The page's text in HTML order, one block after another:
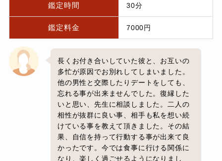
鑑定時間 30分
鑑定料金 7000円
長くお付き合いしていた彼と、お互いの
多忙が原因でお別れしてしまいました。
他の男性と交際したりデートをしても、
忘れる事が出来ませんでした。復縁した
いと思い、先生に相談しました。二人の
相性が抜群に良い事、相手も私を想い続
けている事を教えて頂きました。その結
果、自信を持って行動する事が出来て良
かったです。今では食事に行ける関係に
なり、楽しく過ごせるようになりまし